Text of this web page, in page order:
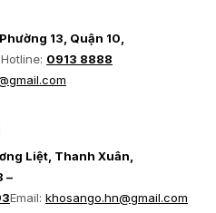
13, Quận 10,
Hotline: 0913 8888
Liệt, Thanh Xuân,
–
Email: khosango.hn@gmail.com